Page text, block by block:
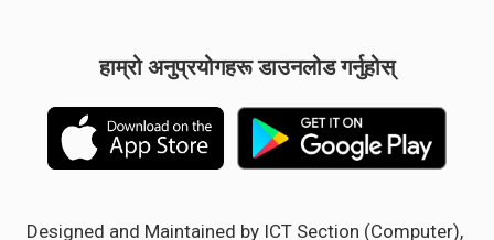
हाम्रो अनुप्रयोगहरू डाउनलोड गर्नुहोस्
Designed and Maintained by ICT Section (Computer),